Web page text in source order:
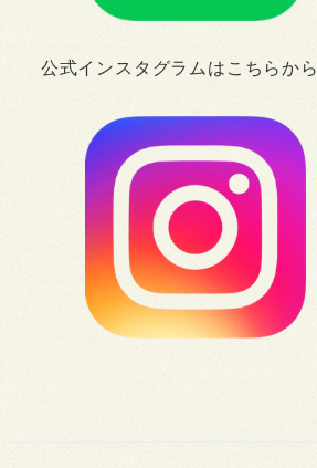
公式インスタグラムはこちらから